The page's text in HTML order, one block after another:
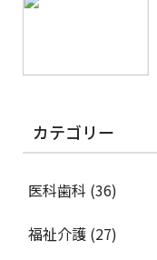
カテゴリー
医科歯科 (36)
福祉介護 (27)